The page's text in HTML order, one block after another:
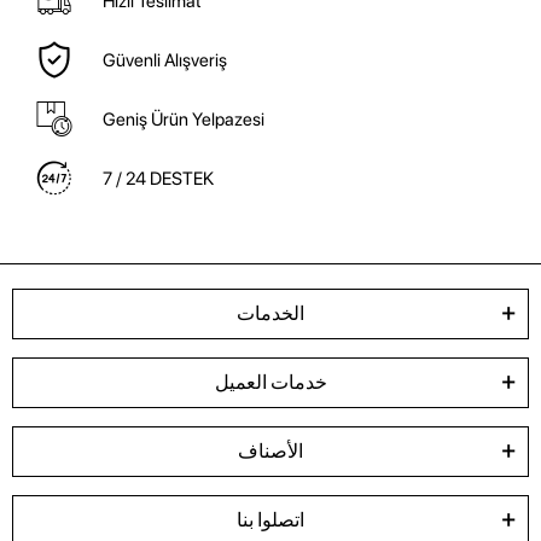
Güvenli Alışveriş
Geniş Ürün Yelpazesi
7 / 24 DESTEK
الخدمات
خدمات العميل
الأصناف
اتصلوا بنا